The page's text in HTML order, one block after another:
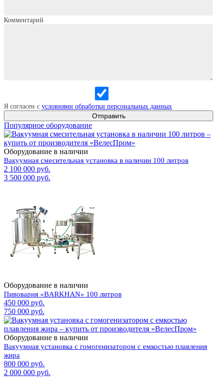
Комментарий
Я согласен с условиями обработки персональных данных
Отправить
Популярное оборудование
Оборудование в наличии
Вакуумная смесительная установка в наличии 100 литров
2 100 000 руб.
3 500 000 руб.
Оборудование в наличии
Пивоварня «BARKHAN» 100 литров
450 000 руб.
750 000 руб.
Оборудование в наличии
Вакуумная установка с гомогенизатором с емкостью плавления
жира
800 000 руб.
2 000 000 руб.